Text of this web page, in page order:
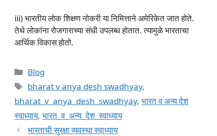
iii) भारतीय लोक शिक्षण नोकरी या निमित्ताने अमेरिकेत जात होते.
तेथे लोकांना रोजगाराच्या संधी उपलब्ध होतात. त्यामुळे भारताचा
आर्थिक विकास होतो.
Categories
Blog
Tags
bharat v anya desh swadhyay,
bharat_v_anya_desh_swadhyay, भारत व अन्य देश
स्वाध्याय, भारत_व_अन्य_देश_स्वाध्याय
भारताची सुरक्षा व्यवस्था स्वाध्याय